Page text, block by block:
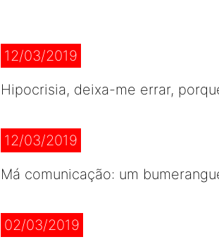
12/03/2019
Hipocrisia, deixa-me errar,
12/03/2019
Má comunicação: um
02/03/2019